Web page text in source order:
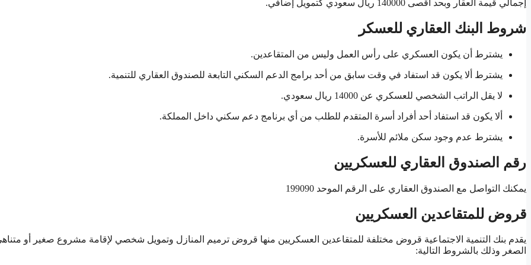
إجمالي قيمة العقار وبحد أقصى 140000 ريال سعودي كتمويل إضافي.
شروط البنك العقاري للعسكر
يشترط أن يكون العسكري على رأس العمل وليس من المتقاعدين.
يشترط ألا يكون قد استفاد في وقت سابق من أحد برامج الدعم السكني التابعة للصندوق العقاري للتنمية.
لا يقل الراتب الشخصي للعسكري عن 14000 ريال سعودي.
ألا يكون قد استفاد أحد أفراد أسرة المتقدم للطلب من أي برنامج دعم سكني داخل المملكة.
يشترط عدم وجود سكن ملائم للأسرة.
رقم الصندوق العقاري للعسكريين
يمكنك التواصل مع الصندوق العقاري على الرقم الموحد 199090
قروض للمتقاعدين العسكريين
يقدم بنك التنمية الاجتماعية قروض مختلفة للمتقاعدين العسكريين منها قروض ترميم المنازل وتمويل شخصي لإقامة مشروع صغير أو
الصغر وذلك بالشروط التالية: